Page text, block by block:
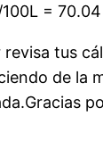
=
tus
de la